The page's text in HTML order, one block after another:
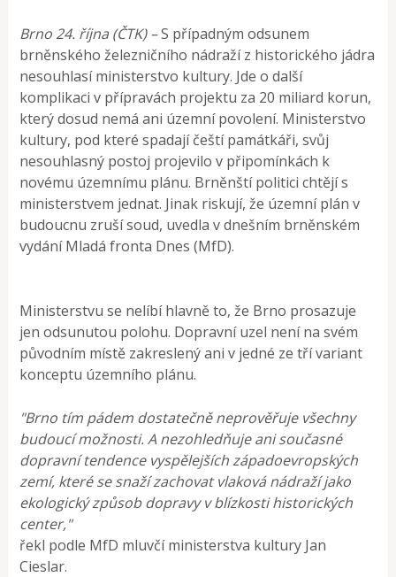
Brno 24. října (ČTK) –S případným odsunem
brněnského železničního nádraží z historického jádra
nesouhlasí ministerstvo kultury. Jde o další
komplikaci v přípravách projektu za 20 miliard korun,
který dosud nemá ani územní povolení. Ministerstvo
kultury, pod které spadají čeští památkáři, svůj
nesouhlasný postoj projevilo v připomínkách k
novému územnímu plánu. Brněnští politici chtějí s
ministerstvem jednat. Jinak riskují, že územní plán v
budoucnu zruší soud, uvedla v dnešním brněnském
vydání Mladá fronta Dnes (MfD).
Ministerstvu se nelíbí hlavně to, že Brno prosazuje
jen odsunutou polohu. Dopravní uzel není na svém
původním místě zakreslený ani v jedné ze tří variant
konceptu územního plánu.
"Brno tím pádem dostatečně neprověřuje všechny
budoucí možnosti. A nezohledňuje ani současné
dopravní tendence vyspělejších západoevropských
zemí, které se snaží zachovat vlaková nádraží jako
ekologický způsob dopravy v blízkosti historických
center,"
řekl podle MfD mluvčí ministerstva kultury Jan
Cieslar.